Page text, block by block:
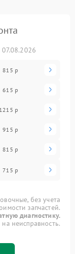
815 р
615 р
1215 р
915 р
815 р
715 р
без учета
запчастей.
диагностику.
неисправность.